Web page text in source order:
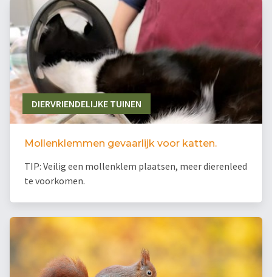
DIERVRIENDELIJKE TUINEN
Mollenklemmen gevaarlijk voor katten.
TIP: Veilig een mollenklem plaatsen, meer dierenleed
te voorkomen.